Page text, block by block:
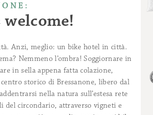
Anzi, meglio: un bike hotel in città.
Nemmeno l’ombra! Soggiornare in
in sella appena fatta colazione,
storico di Bressanone, libero dal
nella natura sull’estesa rete
del circondario, attraverso vigneti e